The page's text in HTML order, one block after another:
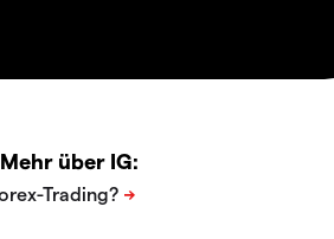
Mehr über IG: